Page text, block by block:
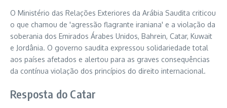
O Ministério das Relações Exteriores da Arábia Saudita criticou
o que chamou de 'agressão flagrante iraniana' e a violação da
soberania dos Emirados Árabes Unidos, Bahrein, Catar, Kuwait
e Jordânia. O governo saudita expressou solidariedade total
aos países afetados e alertou para as graves consequências
da contínua violação dos princípios do direito internacional.
Resposta do Catar